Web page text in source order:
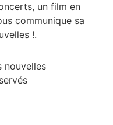
un film en
communique sa
!.
nouvelles